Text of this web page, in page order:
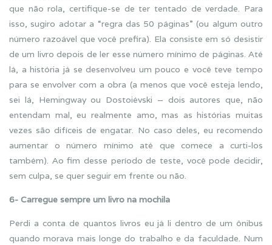
que não rola, certifique-se de ter tentado de verdade. Para
isso, sugiro adotar a “regra das 50 páginas” (ou algum outro
número razoável que você prefira). Ela consiste em só desistir
de um livro depois de ler esse número mínimo de páginas. Até
lá, a história já se desenvolveu um pouco e você teve tempo
para se envolver com a obra (a menos que você esteja lendo,
sei lá, Hemingway ou Dostoiévski – dois autores que, não
entendam mal, eu realmente amo, mas as histórias muitas
vezes são difíceis de engatar. No caso deles, eu recomendo
aumentar o número mínimo até que comece a curti-los
também). Ao fim desse período de teste, você pode decidir,
sem culpa, se quer seguir em frente ou não.
6- Carregue sempre um livro na mochila
Perdi a conta de quantos livros eu já li dentro de um ônibus
quando morava mais longe do trabalho e da faculdade. Num